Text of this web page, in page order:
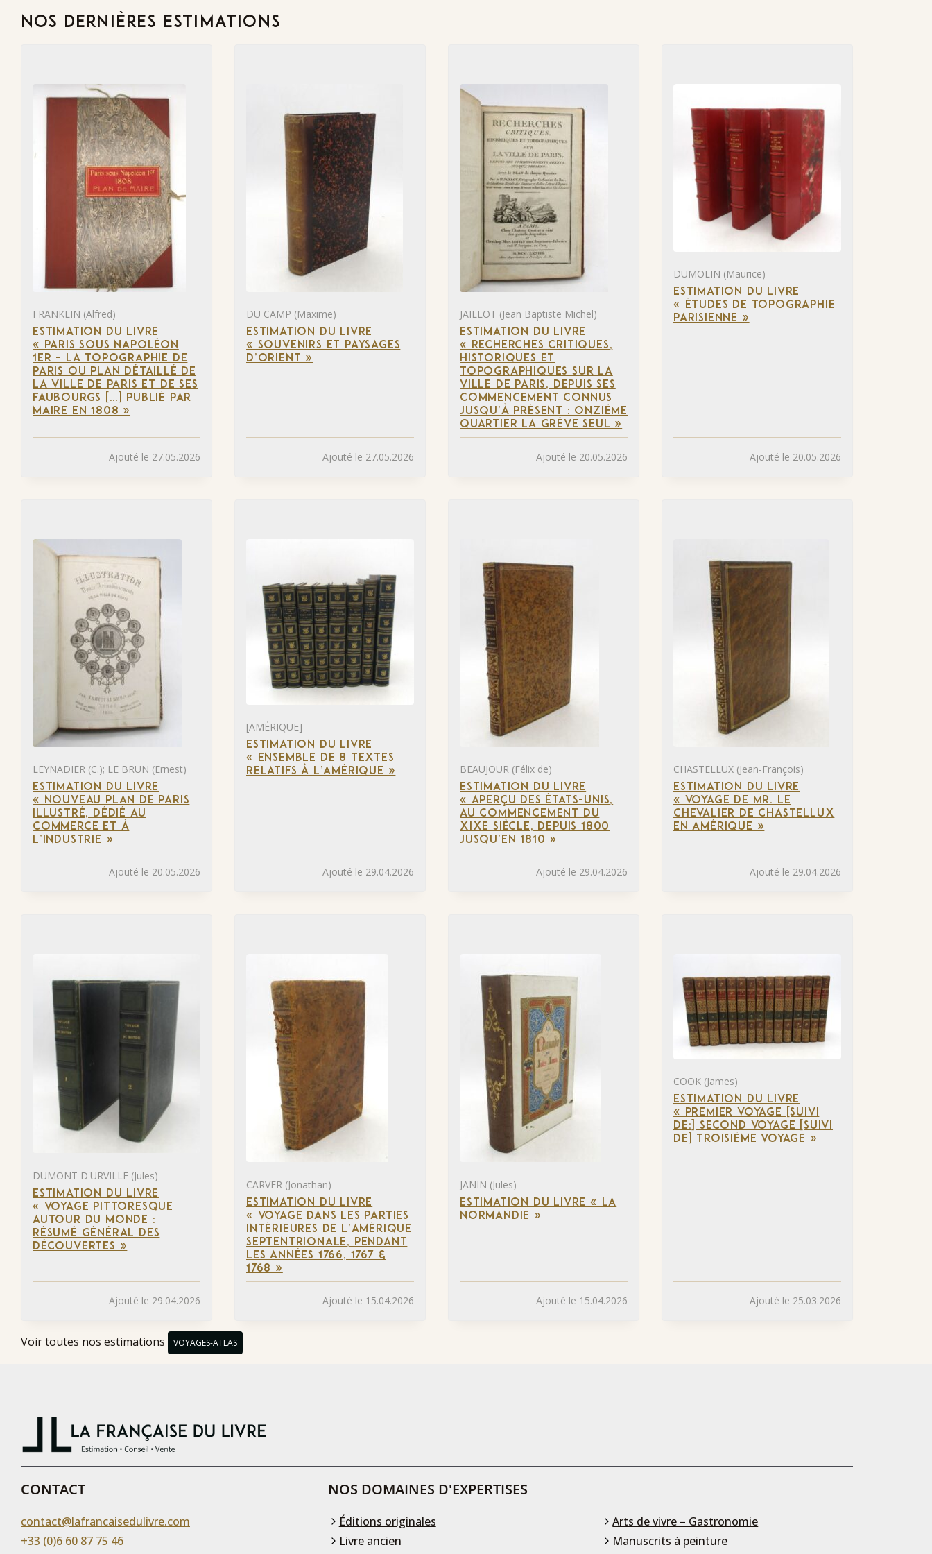
NOS DERNIÈRES ESTIMATIONS
FRANKLIN (Alfred)
ESTIMATION DU LIVRE
« PARIS SOUS NAPOLÉON
1ER – LA TOPOGRAPHIE DE
PARIS OU PLAN DÉTAILLÉ DE
LA VILLE DE PARIS ET DE SES
FAUBOURGS […] PUBLIÉ PAR
MAIRE EN 1808 »
Ajouté le 27.05.2026
DU CAMP (Maxime)
ESTIMATION DU LIVRE
« SOUVENIRS ET PAYSAGES
D’ORIENT »
Ajouté le 27.05.2026
JAILLOT (Jean Baptiste Michel)
ESTIMATION DU LIVRE
« RECHERCHES CRITIQUES,
HISTORIQUES ET
TOPOGRAPHIQUES SUR LA
VILLE DE PARIS, DEPUIS SES
COMMENCEMENT CONNUS
JUSQU’À PRÉSENT : ONZIÈME
QUARTIER LA GRÈVE SEUL »
Ajouté le 20.05.2026
DUMOLIN (Maurice)
ESTIMATION DU LIVRE
« ÉTUDES DE TOPOGRAPHIE
PARISIENNE »
Ajouté le 20.05.2026
LEYNADIER (C.); LE BRUN (Ernest)
ESTIMATION DU LIVRE
« NOUVEAU PLAN DE PARIS
ILLUSTRÉ, DÉDIÉ AU
COMMERCE ET À
L’INDUSTRIE »
Ajouté le 20.05.2026
[AMÉRIQUE]
ESTIMATION DU LIVRE
« ENSEMBLE DE 8 TEXTES
RELATIFS À L’AMÉRIQUE »
Ajouté le 29.04.2026
BEAUJOUR (Félix de)
ESTIMATION DU LIVRE
« APERÇU DES ÉTATS-UNIS,
AU COMMENCEMENT DU
XIXE SIÈCLE, DEPUIS 1800
JUSQU’EN 1810 »
Ajouté le 29.04.2026
CHASTELLUX (Jean-François)
ESTIMATION DU LIVRE
« VOYAGE DE MR. LE
CHEVALIER DE CHASTELLUX
EN AMÉRIQUE »
Ajouté le 29.04.2026
DUMONT D'URVILLE (Jules)
ESTIMATION DU LIVRE
« VOYAGE PITTORESQUE
AUTOUR DU MONDE :
RÉSUMÉ GÉNÉRAL DES
DÉCOUVERTES »
Ajouté le 29.04.2026
CARVER (Jonathan)
ESTIMATION DU LIVRE
« VOYAGE DANS LES PARTIES
INTÉRIEURES DE L’AMÉRIQUE
SEPTENTRIONALE, PENDANT
LES ANNÉES 1766, 1767 &
1768 »
Ajouté le 15.04.2026
JANIN (Jules)
ESTIMATION DU LIVRE « LA
NORMANDIE »
Ajouté le 15.04.2026
COOK (James)
ESTIMATION DU LIVRE
« PREMIER VOYAGE [SUIVI
DE:] SECOND VOYAGE [SUIVI
DE] TROISIÈME VOYAGE »
Ajouté le 25.03.2026
Voir toutes nos estimations VOYAGES-ATLAS
CONTACT
contact@lafrancaisedulivre.com
+33 (0)6 60 87 75 46
NOS DOMAINES D'EXPERTISES
Éditions originales
Livre ancien
Arts de vivre – Gastronomie
Manuscrits à peinture